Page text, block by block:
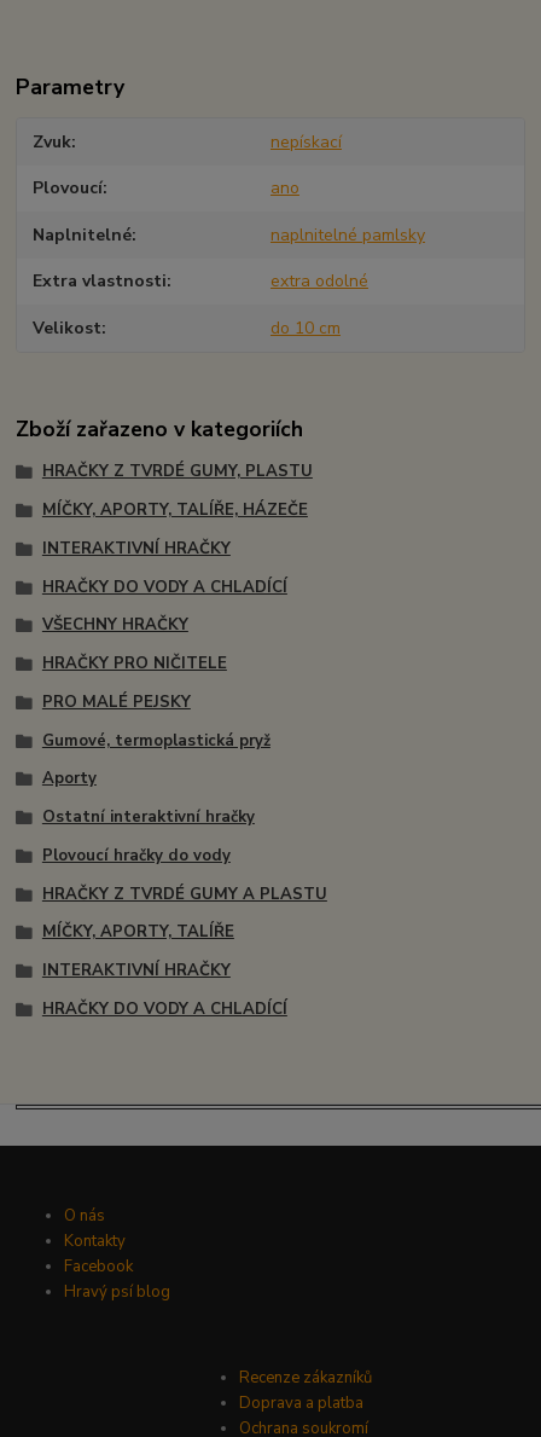
Parametry
Zvuk nepískací
Plovoucí ano
Naplnitelné naplnitelné pamlsky
Extra vlastnosti extra odolné
Velikost do 10 cm
Zboží zařazeno v kategoriích
HRAČKY Z TVRDÉ GUMY, PLASTU
MÍČKY, APORTY, TALÍŘE, HÁZEČE
INTERAKTIVNÍ HRAČKY
HRAČKY DO VODY A CHLADÍCÍ
VŠECHNY HRAČKY
HRAČKY PRO NIČITELE
PRO MALÉ PEJSKY
Gumové, termoplastická pryž
Aporty
Ostatní interaktivní hračky
Plovoucí hračky do vody
HRAČKY Z TVRDÉ GUMY A PLASTU
MÍČKY, APORTY, TALÍŘE
INTERAKTIVNÍ HRAČKY
HRAČKY DO VODY A CHLADÍCÍ
O nás
Kontakty
Facebook
Hravý psí blog
Recenze zákazníků
Doprava a platba
Ochrana soukromí